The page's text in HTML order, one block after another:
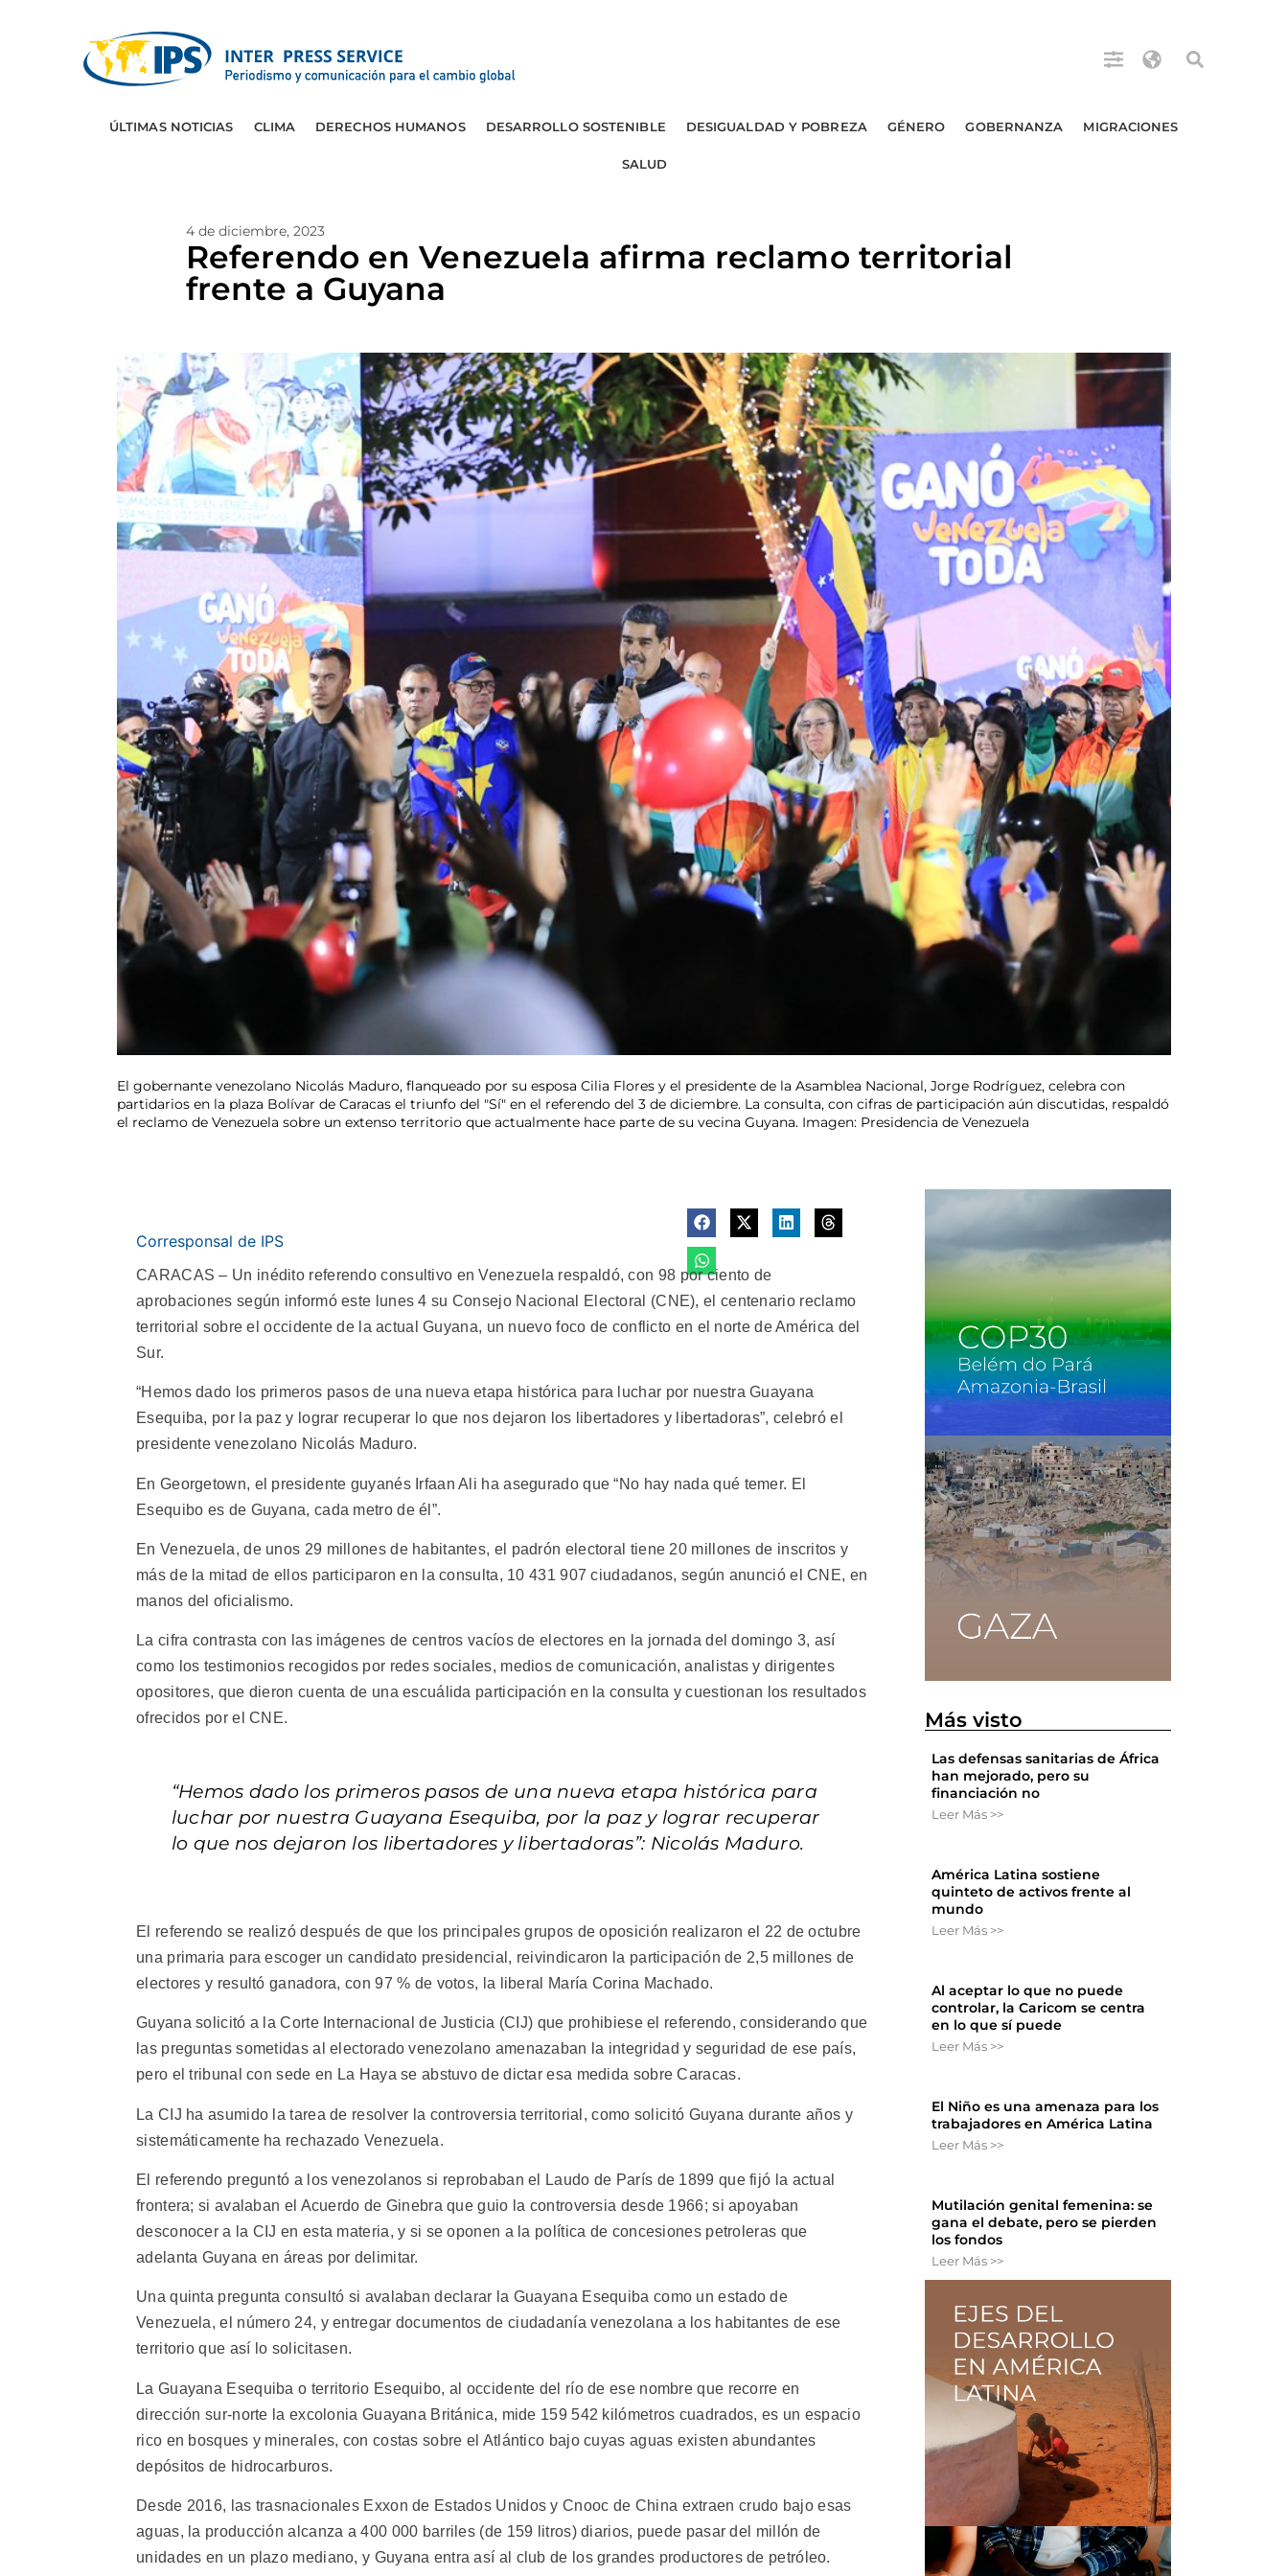
ÚLTIMAS NOTICIAS CLIMA DERECHOS HUMANOS DESARROLLO SOSTENIBLE DESIGUALDAD Y POBREZA GÉNERO GOBERNANZA MIGRACIONES
SALUD
4 de diciembre, 2023
Referendo en Venezuela afirma reclamo territorial
frente a Guyana
El gobernante venezolano Nicolás Maduro, flanqueado por su esposa Cilia Flores y el presidente de la Asamblea Nacional, Jorge Rodríguez, celebra con
partidarios en la plaza Bolívar de Caracas el triunfo del "Sí" en el referendo del 3 de diciembre. La consulta, con cifras de participación aún discutidas, respaldó
el reclamo de Venezuela sobre un extenso territorio que actualmente hace parte de su vecina Guyana. Imagen: Presidencia de Venezuela
Corresponsal de IPS
CARACAS – Un inédito referendo consultivo en Venezuela respaldó, con 98 por ciento de
aprobaciones según informó este lunes 4 su Consejo Nacional Electoral (CNE), el centenario reclamo
territorial sobre el occidente de la actual Guyana, un nuevo foco de conflicto en el norte de América del
Sur.
“Hemos dado los primeros pasos de una nueva etapa histórica para luchar por nuestra Guayana
Esequiba, por la paz y lograr recuperar lo que nos dejaron los libertadores y libertadoras”, celebró el
presidente venezolano Nicolás Maduro.
En Georgetown, el presidente guyanés Irfaan Ali ha asegurado que “No hay nada qué temer. El
Esequibo es de Guyana, cada metro de él”.
En Venezuela, de unos 29 millones de habitantes, el padrón electoral tiene 20 millones de inscritos y
más de la mitad de ellos participaron en la consulta, 10 431 907 ciudadanos, según anunció el CNE, en
manos del oficialismo.
La cifra contrasta con las imágenes de centros vacíos de electores en la jornada del domingo 3, así
como los testimonios recogidos por redes sociales, medios de comunicación, analistas y dirigentes
opositores, que dieron cuenta de una escuálida participación en la consulta y cuestionan los resultados
ofrecidos por el CNE.
“Hemos dado los primeros pasos de una nueva etapa histórica para
luchar por nuestra Guayana Esequiba, por la paz y lograr recuperar
lo que nos dejaron los libertadores y libertadoras”: Nicolás Maduro.
El referendo se realizó después de que los principales grupos de oposición realizaron el 22 de octubre
una primaria para escoger un candidato presidencial, reivindicaron la participación de 2,5 millones de
electores y resultó ganadora, con 97 % de votos, la liberal María Corina Machado.
Guyana solicitó a la Corte Internacional de Justicia (CIJ) que prohibiese el referendo, considerando que
las preguntas sometidas al electorado venezolano amenazaban la integridad y seguridad de ese país,
pero el tribunal con sede en La Haya se abstuvo de dictar esa medida sobre Caracas.
La CIJ ha asumido la tarea de resolver la controversia territorial, como solicitó Guyana durante años y
sistemáticamente ha rechazado Venezuela.
El referendo preguntó a los venezolanos si reprobaban el Laudo de París de 1899 que fijó la actual
frontera; si avalaban el Acuerdo de Ginebra que guio la controversia desde 1966; si apoyaban
desconocer a la CIJ en esta materia, y si se oponen a la política de concesiones petroleras que
adelanta Guyana en áreas por delimitar.
Una quinta pregunta consultó si avalaban declarar la Guayana Esequiba como un estado de
Venezuela, el número 24, y entregar documentos de ciudadanía venezolana a los habitantes de ese
territorio que así lo solicitasen.
La Guayana Esequiba o territorio Esequibo, al occidente del río de ese nombre que recorre en
dirección sur-norte la excolonia Guayana Británica, mide 159 542 kilómetros cuadrados, es un espacio
rico en bosques y minerales, con costas sobre el Atlántico bajo cuyas aguas existen abundantes
depósitos de hidrocarburos.
Desde 2016, las trasnacionales Exxon de Estados Unidos y Cnooc de China extraen crudo bajo esas
aguas, la producción alcanza a 400 000 barriles (de 159 litros) diarios, puede pasar del millón de
unidades en un plazo mediano, y Guyana entra así al club de los grandes productores de petróleo.
Más visto
Las defensas sanitarias de África
han mejorado, pero su
financiación no
Leer Más >>
América Latina sostiene
quinteto de activos frente al
mundo
Leer Más >>
Al aceptar lo que no puede
controlar, la Caricom se centra
en lo que sí puede
Leer Más >>
El Niño es una amenaza para los
trabajadores en América Latina
Leer Más >>
Mutilación genital femenina: se
gana el debate, pero se pierden
los fondos
Leer Más >>